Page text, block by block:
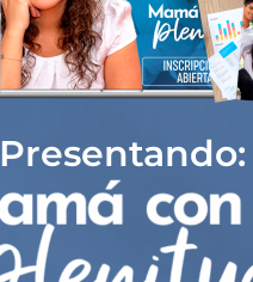
Presentando: